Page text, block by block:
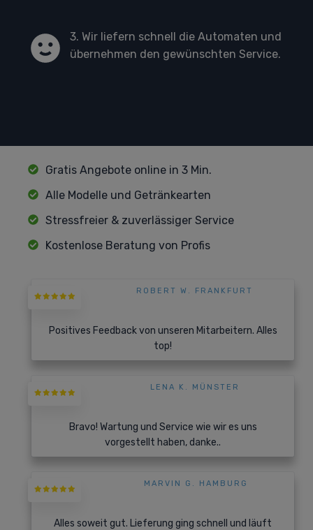
3. Wir liefern schnell die Automaten und
übernehmen den gewünschten Service.
Gratis Angebote online in 3 Min.
Alle Modelle und Getränkearten
Stressfreier & zuverlässiger Service
Kostenlose Beratung von Profis
ROBERT W. FRANKFURT
Positives Feedback von unseren Mitarbeitern. Alles
top!
LENA K. MÜNSTER
Bravo! Wartung und Service wie wir es uns
vorgestellt haben, danke..
MARVIN G. HAMBURG
Alles soweit gut. Lieferung ging schnell und läuft